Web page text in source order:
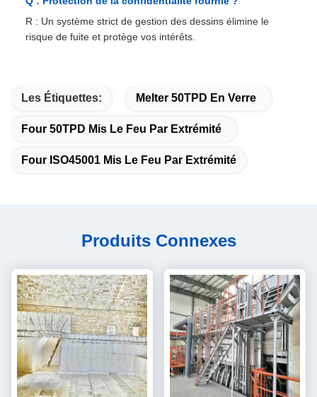
R : Un système strict de gestion des dessins élimine le
risque de fuite et protège vos intérêts.
Les Étiquettes: Melter 50TPD En Verre
Four 50TPD Mis Le Feu Par Extrémité
Four ISO45001 Mis Le Feu Par Extrémité
Produits Connexes